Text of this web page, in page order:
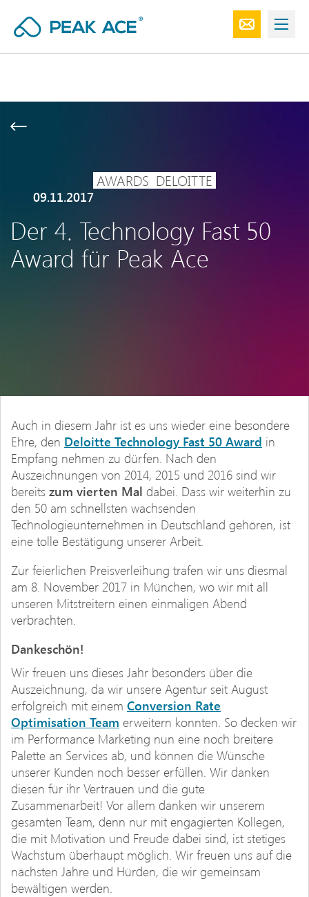
AWARDS DELOITTE
09.11.2017
Der 4. Technology Fast 50
Award für Peak Ace
Auch in diesem Jahr ist es uns wieder eine besondere
Ehre, den Deloitte Technology Fast 50 Award in
Empfang nehmen zu dürfen. Nach den
Auszeichnungen von 2014, 2015 und 2016 sind wir
bereits zum vierten Mal dabei. Dass wir weiterhin zu
den 50 am schnellsten wachsenden
Technologieunternehmen in Deutschland gehören, ist
eine tolle Bestätigung unserer Arbeit.
Zur feierlichen Preisverleihung trafen wir uns diesmal
am 8. November 2017 in München, wo wir mit all
unseren Mitstreitern einen einmaligen Abend
verbrachten.
Dankeschön!
Wir freuen uns dieses Jahr besonders über die
Auszeichnung, da wir unsere Agentur seit August
erfolgreich mit einem Conversion Rate
Optimisation Team erweitern konnten. So decken wir
im Performance Marketing nun eine noch breitere
Palette an Services ab, und können die Wünsche
unserer Kunden noch besser erfüllen. Wir danken
diesen für ihr Vertrauen und die gute
Zusammenarbeit! Vor allem danken wir unserem
gesamten Team, denn nur mit engagierten Kollegen,
die mit Motivation und Freude dabei sind, ist stetiges
Wachstum überhaupt möglich. Wir freuen uns auf die
nächsten Jahre und Hürden, die wir gemeinsam
bewältigen werden.